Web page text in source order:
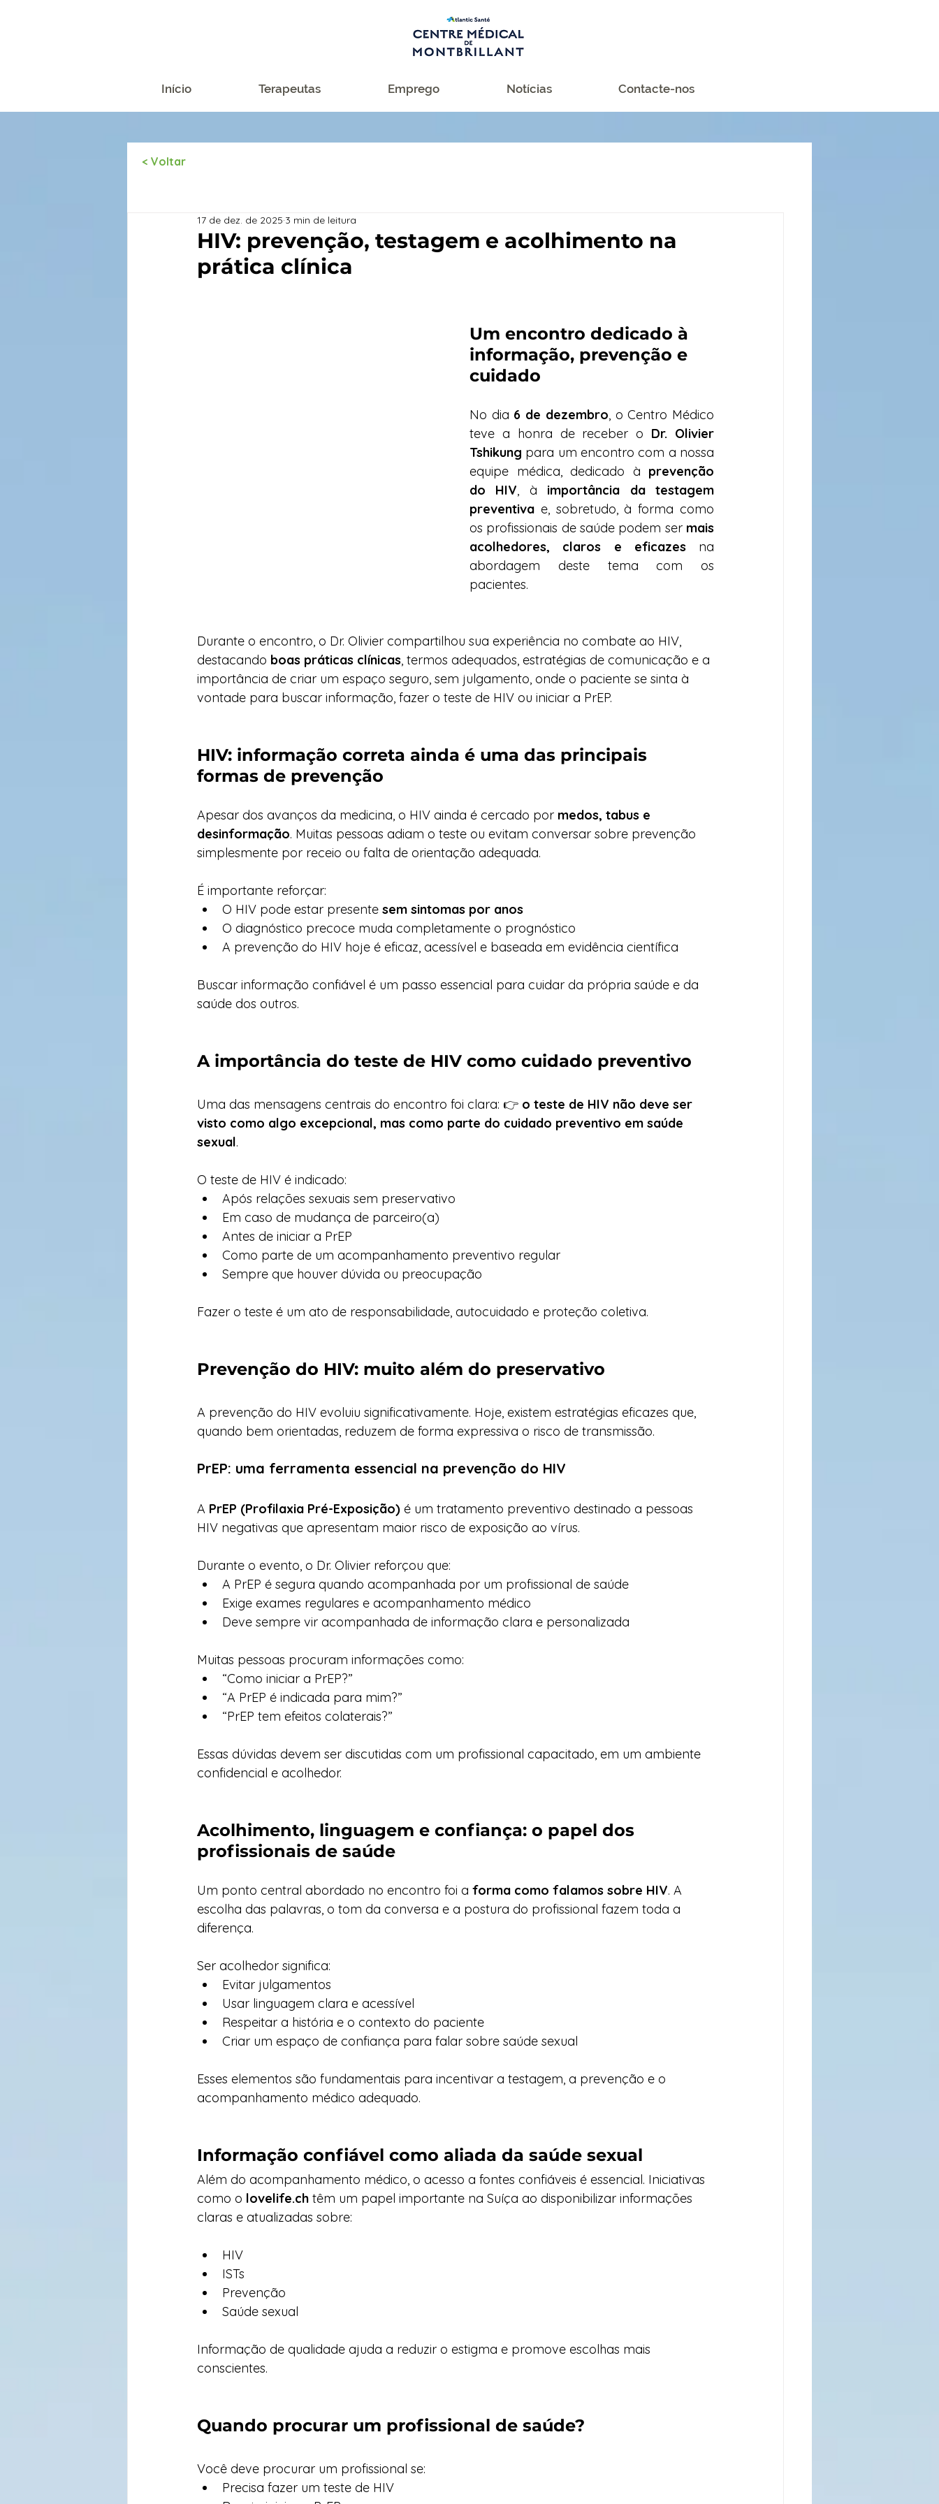
Início Terapeutas Emprego Notícias Contacte-nos
Todos os artigos
HIV: prevenção, testagem e acolhimento na
prática clínica
17 de dez. de 2025 3 min de leitura
Um encontro dedicado à
informação, prevenção e
cuidado
No dia 6 de dezembro, o Centro Médico
teve a honra de receber o Dr. Olivier
Tshikung para um encontro com a nossa
equipe médica, dedicado à prevenção
do HIV, à importância da testagem
preventiva e, sobretudo, à forma como
os profissionais de saúde podem ser mais
acolhedores, claros e eficazes na
abordagem deste tema com os
pacientes.
Durante o encontro, o Dr. Olivier compartilhou sua experiência no combate ao HIV,
destacando boas práticas clínicas, termos adequados, estratégias de comunicação e a
importância de criar um espaço seguro, sem julgamento, onde o paciente se sinta à
vontade para buscar informação, fazer o teste de HIV ou iniciar a PrEP.
HIV: informação correta ainda é uma das principais
formas de prevenção
Apesar dos avanços da medicina, o HIV ainda é cercado por medos, tabus e
desinformação. Muitas pessoas adiam o teste ou evitam conversar sobre prevenção
simplesmente por receio ou falta de orientação adequada.
É importante reforçar:
O HIV pode estar presente sem sintomas por anos
O diagnóstico precoce muda completamente o prognóstico
A prevenção do HIV hoje é eficaz, acessível e baseada em evidência científica
Buscar informação confiável é um passo essencial para cuidar da própria saúde e da
saúde dos outros.
A importância do teste de HIV como cuidado preventivo
Uma das mensagens centrais do encontro foi clara: 👉 o teste de HIV não deve ser
visto como algo excepcional, mas como parte do cuidado preventivo em saúde
sexual.
O teste de HIV é indicado:
Após relações sexuais sem preservativo
Em caso de mudança de parceiro(a)
Antes de iniciar a PrEP
Como parte de um acompanhamento preventivo regular
Sempre que houver dúvida ou preocupação
Fazer o teste é um ato de responsabilidade, autocuidado e proteção coletiva.
Prevenção do HIV: muito além do preservativo
A prevenção do HIV evoluiu significativamente. Hoje, existem estratégias eficazes que,
quando bem orientadas, reduzem de forma expressiva o risco de transmissão.
PrEP: uma ferramenta essencial na prevenção do HIV
A PrEP (Profilaxia Pré-Exposição) é um tratamento preventivo destinado a pessoas
HIV negativas que apresentam maior risco de exposição ao vírus.
Durante o evento, o Dr. Olivier reforçou que:
A PrEP é segura quando acompanhada por um profissional de saúde
Exige exames regulares e acompanhamento médico
Deve sempre vir acompanhada de informação clara e personalizada
Muitas pessoas procuram informações como:
“Como iniciar a PrEP?”
“A PrEP é indicada para mim?”
“PrEP tem efeitos colaterais?”
Essas dúvidas devem ser discutidas com um profissional capacitado, em um ambiente
confidencial e acolhedor.
Acolhimento, linguagem e confiança: o papel dos
profissionais de saúde
Um ponto central abordado no encontro foi a forma como falamos sobre HIV. A
escolha das palavras, o tom da conversa e a postura do profissional fazem toda a
diferença.
Ser acolhedor significa:
Evitar julgamentos
Usar linguagem clara e acessível
Respeitar a história e o contexto do paciente
Criar um espaço de confiança para falar sobre saúde sexual
Esses elementos são fundamentais para incentivar a testagem, a prevenção e o
acompanhamento médico adequado.
Informação confiável como aliada da saúde sexual
Além do acompanhamento médico, o acesso a fontes confiáveis é essencial. Iniciativas
como o lovelife.ch têm um papel importante na Suíça ao disponibilizar informações
claras e atualizadas sobre:
HIV
ISTs
Prevenção
Saúde sexual
Informação de qualidade ajuda a reduzir o estigma e promove escolhas mais
conscientes.
Quando procurar um profissional de saúde?
Você deve procurar um profissional se:
Precisa fazer um teste de HIV
< Voltar